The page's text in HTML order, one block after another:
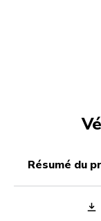
résumé du